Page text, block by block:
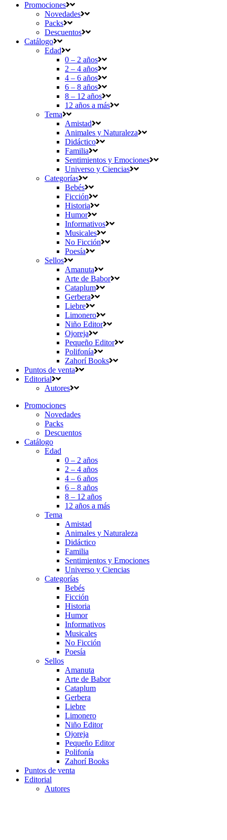
Promociones
Novedades
Packs
Descuentos
Catálogo
Edad
0 – 2 años
2 – 4 años
4 – 6 años
6 – 8 años
8 – 12 años
12 años a más
Tema
Amistad
Animales y Naturaleza
Didáctico
Familia
Sentimientos y Emociones
Universo y Ciencias
Categorías
Bebés
Ficción
Historia
Humor
Informativos
Musicales
No Ficción
Poesía
Sellos
Amanuta
Arte de Babor
Cataplum
Gerbera
Liebre
Limonero
Niño Editor
Ojoreja
Pequeño Editor
Polifonía
Zahorí Books
Puntos de venta
Editorial
Autores
Promociones
Novedades
Packs
Descuentos
Catálogo
Edad
0 – 2 años
2 – 4 años
4 – 6 años
6 – 8 años
8 – 12 años
12 años a más
Tema
Amistad
Animales y Naturaleza
Didáctico
Familia
Sentimientos y Emociones
Universo y Ciencias
Categorías
Bebés
Ficción
Historia
Humor
Informativos
Musicales
No Ficción
Poesía
Sellos
Amanuta
Arte de Babor
Cataplum
Gerbera
Liebre
Limonero
Niño Editor
Ojoreja
Pequeño Editor
Polifonía
Zahorí Books
Puntos de venta
Editorial
Autores